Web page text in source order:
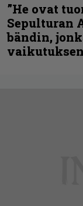
”He ovat
Sepulturan
bändin,
vaikutuksen